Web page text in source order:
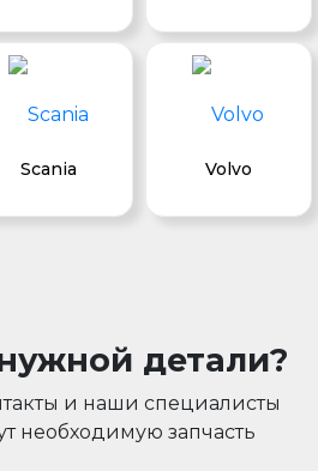
Scania Volvo
детали?
и наши специалисты
необходимую запчасть